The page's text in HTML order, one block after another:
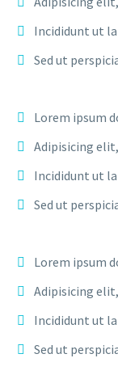
Incididunt ut
Sed ut
Lorem ipsum
Adipisicing
Incididunt ut
Sed ut
Lorem ipsum
Adipisicing
Incididunt ut
Sed ut